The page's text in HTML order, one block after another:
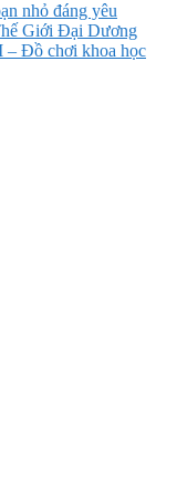
nhỏ đáng yêu
Giới Đại Dương
– Đồ chơi khoa học